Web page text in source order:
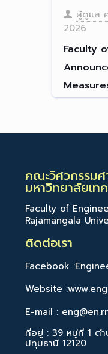
ผู้ดูแล
2026
Faculty
คณะวิศวกรรม
มหาวิทยาลัยเ
Faculty of
Rajamangala
ติดต่อเรา
Facebook
Website
E-mail :
ที่อยู่ : 39 หมู่ที่ 1 ต
ปทุมธานี 12120